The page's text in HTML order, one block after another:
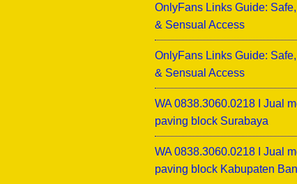
OnlyFans Links Guide:
& Sensual Access
OnlyFans Links Guide:
& Sensual Access
WA 0838.3060.0218 I Jual
paving block Surabaya
WA 0838.3060.0218 I Jual
paving block Kabupaten